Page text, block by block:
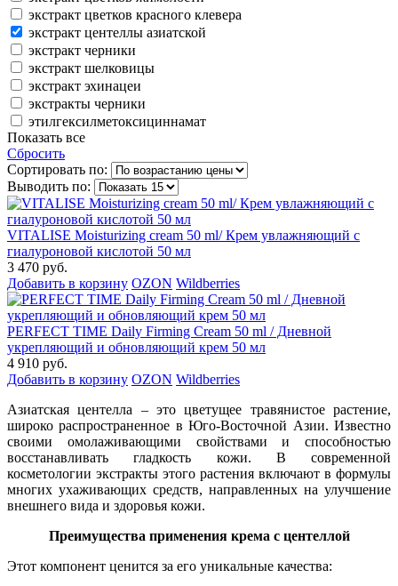
экстракт цветков красного клевера
экстракт центеллы азиатской
экстракт черники
экстракт шелковицы
экстракт эхинацеи
экстракты черники
этилгексилметоксициннамат
Показать все
Сбросить
Сортировать по:
Выводить по:
VITALISE Moisturizing cream 50 ml/ Крем увлажняющий с
гиалуроновой кислотой 50 мл
3 470 руб.
Добавить в корзину OZON Wildberries
PERFECT TIME Daily Firming Cream 50 ml / Дневной
укрепляющий и обновляющий крем 50 мл
4 910 руб.
Добавить в корзину OZON Wildberries
Азиатская центелла – это цветущее травянистое растение,
широко распространенное в Юго-Восточной Азии. Известно
своими омолаживающими свойствами и способностью
восстанавливать гладкость кожи. В современной
косметологии экстракты этого растения включают в формулы
многих ухаживающих средств, направленных на улучшение
внешнего вида и здоровья кожи.
Преимущества применения крема с центеллой
Этот компонент ценится за его уникальные качества: